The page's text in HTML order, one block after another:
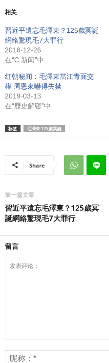
相关
習近平遺忘毛澤東？125歲冥誕
網絡驚現毛7大罪行
2018-12-26
在“C.新闻”中
红朝秘闻：毛澤東當江青面交
權 周恩來嚇得失禁
2019-03-13
在“歷史解密”中
标签 毛澤東 125歲冥誕
Share
前一篇文章
習近平遺忘毛澤東？125歲冥
誕網絡驚現毛7大罪行
留言